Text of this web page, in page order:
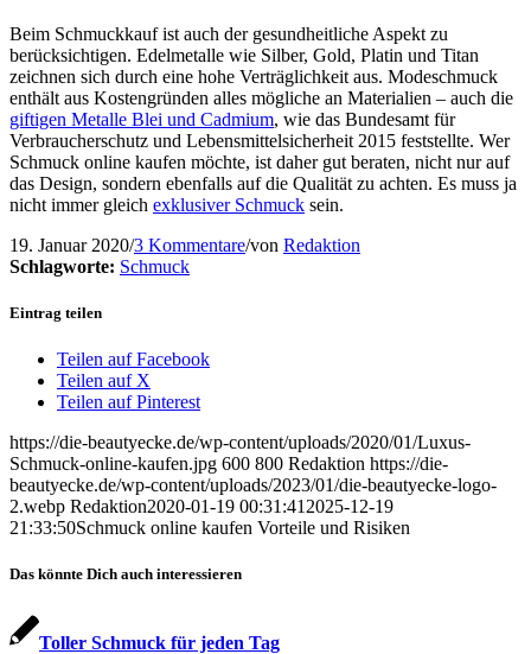
Beim Schmuckkauf ist auch der gesundheitliche Aspekt zu
berücksichtigen. Edelmetalle wie Silber, Gold, Platin und Titan
zeichnen sich durch eine hohe Verträglichkeit aus. Modeschmuck
enthält aus Kostengründen alles mögliche an Materialien – auch die
giftigen Metalle Blei und Cadmium, wie das Bundesamt für
Verbraucherschutz und Lebensmittelsicherheit 2015 feststellte. Wer
Schmuck online kaufen möchte, ist daher gut beraten, nicht nur auf
das Design, sondern ebenfalls auf die Qualität zu achten. Es muss ja
nicht immer gleich exklusiver Schmuck sein.
19. Januar 2020/3 Kommentare/von Redaktion
Schlagworte: Schmuck
Eintrag teilen
Teilen auf Facebook
Teilen auf X
Teilen auf Pinterest
https://die-beautyecke.de/wp-content/uploads/2020/01/Luxus-
Schmuck-online-kaufen.jpg 600 800 Redaktion https://die-
beautyecke.de/wp-content/uploads/2023/01/die-beautyecke-logo-
2.webp Redaktion2020-01-19 00:31:41 2025-12-19
21:33:50Schmuck online kaufen Vorteile und Risiken
Das könnte Dich auch interessieren
Toller Schmuck für jeden Tag